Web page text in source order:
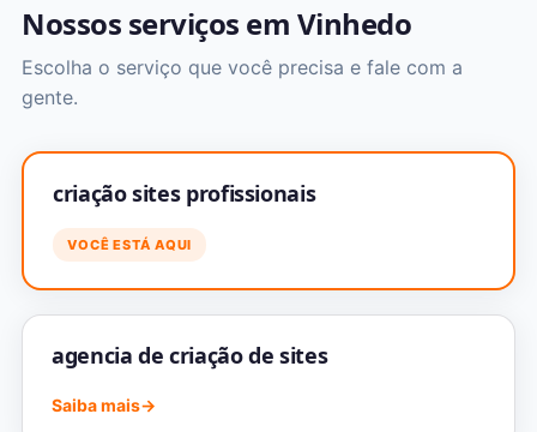
Nossos serviços em Vinhedo
Escolha o serviço que você precisa e fale com a
gente.
criação sites profissionais
VOCÊ ESTÁ AQUI
agencia de criação de sites
Saiba mais→